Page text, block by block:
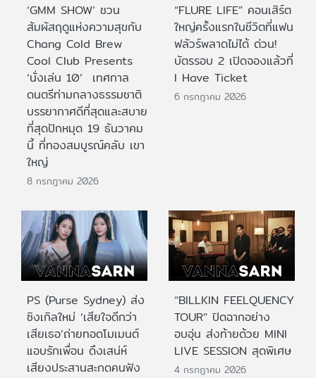
‘GMM SHOW’ ชวน
สัมผัสฤดูแห่งความสุขกับ
Chang Cold Brew
Cool Club Presents
‘นั่งเล่น 10’ เทศกาล
ดนตรีท่ามกลางธรรมชาติ
บรรยากาศดีที่สุดและสบาย
ที่สุดปักหมุด 19 ธันวาคม
นี้ ที่ทองสมบูรณ์คลับ เขา
ใหญ่
8 กรกฎาคม 2026
“FLURE LIFE” คอนเสิร์ต
ใหญ่ครั้งแรกในชีวิตที่แฟน
ฟลัวร์พลาดไม่ได้ ด่วน!
บัตรรอบ 2 เปิดจองแล้วที่
I Have Ticket
6 กรกฎาคม 2026
PS (Purse Sydney) ส่ง
ซิงเกิลใหม่ ‘เสียใจดีกว่า
เสียเธอ’ถ่ายทอดโมเมนต์
แอบรักเพื่อน ดึงเสน่ห์
เสียงประสานสะกดคนฟัง
“BILLKIN FEELQUENCY
TOUR” ปิดฉากอย่าง
อบอุ่น ส่งท้ายด้วย MINI
LIVE SESSION สุดพิเศษ
4 กรกฎาคม 2026